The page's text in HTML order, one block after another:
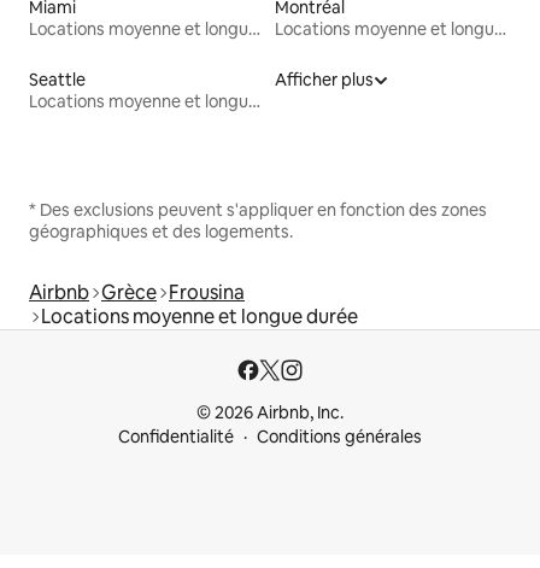
Miami
Locations moyenne et longue durée
Montréal
Locations moyenne et longue durée
Seattle
Locations moyenne et longue durée
Afficher plus
* Des exclusions peuvent s'appliquer en fonction des zones
géographiques et des logements.
Airbnb Grèce Frousina
Locations moyenne et longue durée
© 2026 Airbnb, Inc.
Confidentialité
Conditions générales